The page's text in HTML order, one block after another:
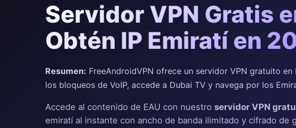
Servidor VPN Gratis
Obtén IP Emiratí en
Resumen: FreeAndroidVPN ofrece un servidor VPN gratuito en
los bloqueos de VoIP, accede a Dubai TV y navega por los
Accede al contenido de EAU con nuestro servidor VPN
emiratí al instante con ancho de banda ilimitado y cifrado de